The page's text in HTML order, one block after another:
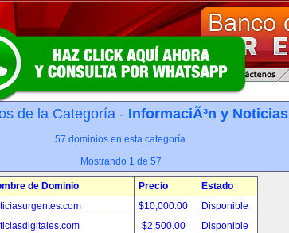
de la Categoría - InformaciÃ³n y Noticias
57 dominios en esta categoría.
Mostrando 1 de 57
de Dominio Precio
Estado
$10,000.00
Disponible
$2,500.00
Disponible